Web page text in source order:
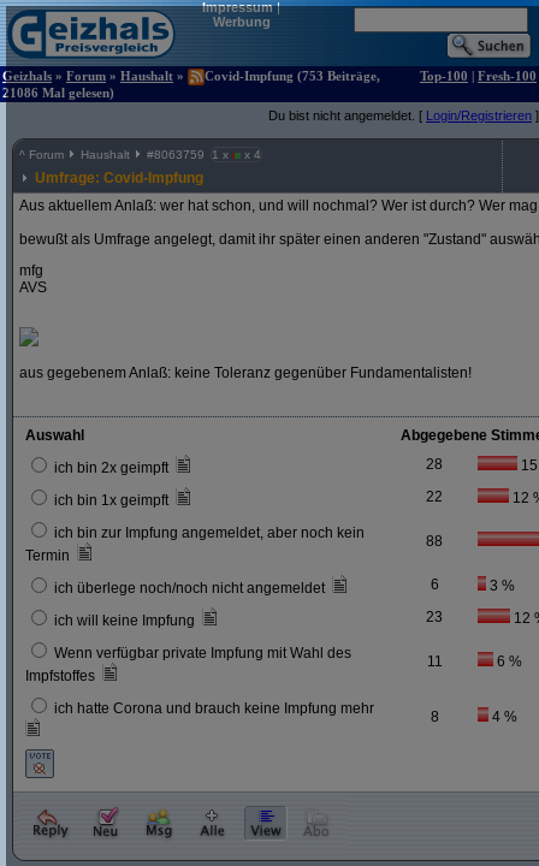
Impressum|
Werbung
Geizhals » Forum » Haushalt »
Covid-Impfung (753 Beiträge,
21086 Mal gelesen)
Top-100 | Fresh-100
Du bist nicht angemeldet. [ Login/Registrieren ]
^ Forum Haushalt #8063759 1 x x 4
Umfrage: Covid-Impfung
Aus aktuellem Anlaß: wer hat schon, und will nochmal? Wer ist durch? Wer
bewußt als Umfrage angelegt, damit ihr später einen anderen "Zustand"
mfg
AVS
aus gegebenem Anlaß: keine Toleranz gegenüber Fundamentalisten!
Auswahl
Abgegebene
ich bin 2x geimpft
28 15
ich bin 1x geimpft 22 12
ich bin zur Impfung angemeldet, aber noch kein
Termin
88
ich überlege noch/noch nicht angemeldet 6 3 %
ich will keine Impfung 23 12
Wenn verfügbar private Impfung mit Wahl des
Impfstoffes
11 6 %
ich hatte Corona und brauch keine Impfung mehr 8 4 %